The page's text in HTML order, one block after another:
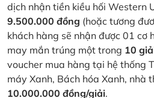
dịch nhận tiền kiều hối Western
9.500.000 đồng (hoặc tương
khách hàng sẽ nhận được 01 cơ
may mắn trúng một trong 10
voucher mua hàng tại hệ thống
máy Xanh, Bách hóa Xanh, nhà
10.000.000 đồng/giải.